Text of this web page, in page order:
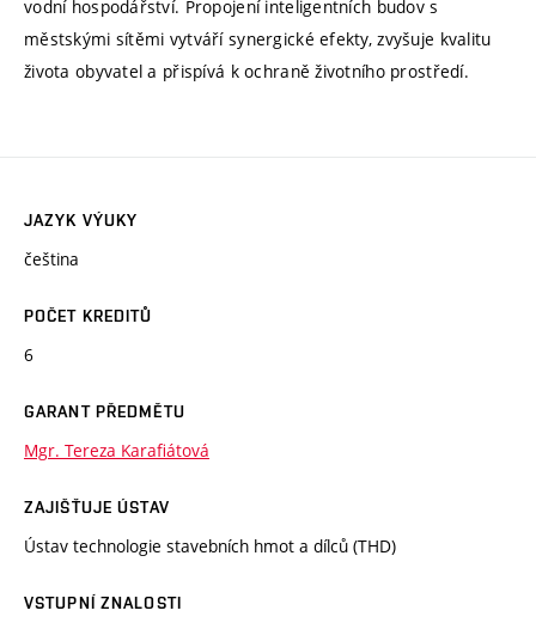
vodní hospodářství. Propojení inteligentních budov s
městskými sítěmi vytváří synergické efekty, zvyšuje kvalitu
života obyvatel a přispívá k ochraně životního prostředí.
JAZYK VÝUKY
čeština
POČET KREDITŮ
6
GARANT PŘEDMĚTU
Mgr. Tereza Karafiátová
ZAJIŠŤUJE ÚSTAV
Ústav technologie stavebních hmot a dílců (THD)
VSTUPNÍ ZNALOSTI